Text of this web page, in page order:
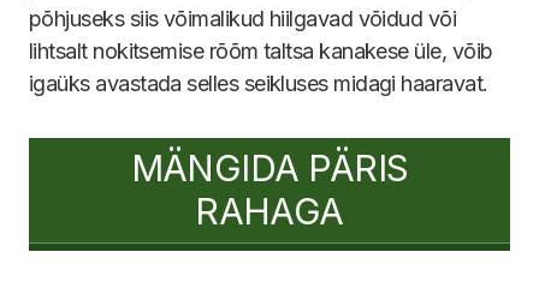
põhjuseks siis võimalikud hiilgavad võidud või
lihtsalt nokitsemise rõõm taltsa kanakese üle, võib
igaüks avastada selles seikluses midagi haaravat.
MÄNGIDA PÄRIS
RAHAGA